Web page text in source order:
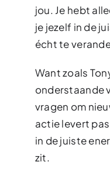
jou. Je hebt
je jezelf in de
écht te
Want zoals
onderstaande
vragen om
actie levert
in de juiste
zit.